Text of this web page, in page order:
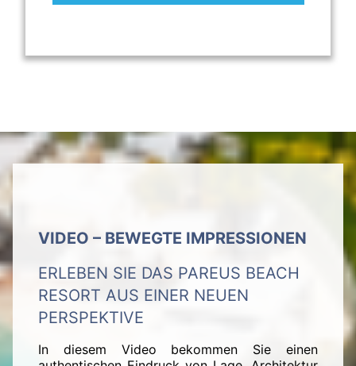
VIDEO – BEWEGTE IMPRESSIONEN
ERLEBEN SIE DAS PAREUS BEACH
RESORT AUS EINER NEUEN
PERSPEKTIVE
In diesem Video bekommen Sie einen